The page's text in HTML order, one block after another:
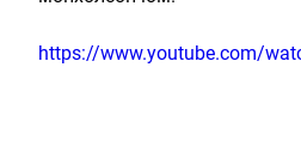
https://www.youtube.com/